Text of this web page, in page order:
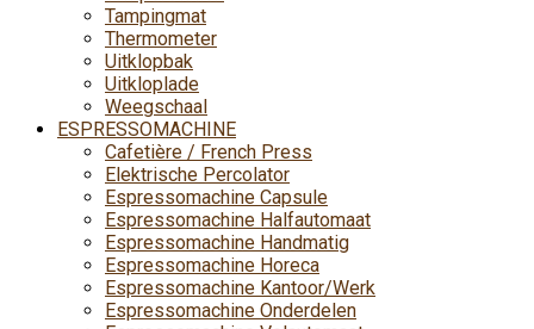
Tampingmat
Thermometer
Uitklopbak
Uitkloplade
Weegschaal
ESPRESSOMACHINE
Cafetière / French Press
Elektrische Percolator
Espressomachine Capsule
Espressomachine Halfautomaat
Espressomachine Handmatig
Espressomachine Horeca
Espressomachine Kantoor/Werk
Espressomachine Onderdelen